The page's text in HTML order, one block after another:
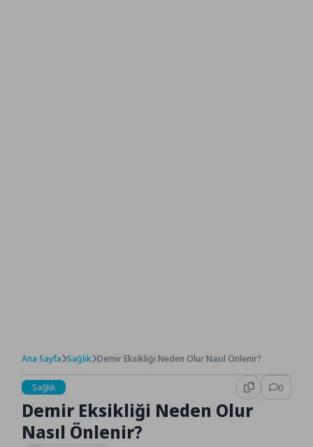
Ana Sayfa Sağlık Demir Eksikliği Neden Olur Nasıl Önlenir?
Sağlık 0
Demir Eksikliği Neden Olur
Nasıl Önlenir?